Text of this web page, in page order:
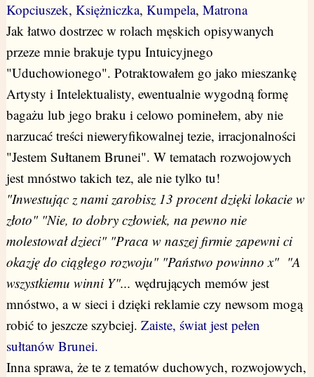
Kopciuszek, Księżniczka, Kumpela, Matrona
Jak łatwo dostrzec w rolach męskich opisywanych
przeze mnie brakuje typu Intuicyjnego
"Uduchowionego". Potraktowałem go jako mieszankę
Artysty i Intelektualisty, ewentualnie wygodną formę
bagażu lub jego braku i celowo pominełem, aby nie
narzucać treści nieweryfikowalnej tezie, irracjonalności
"Jestem Sułtanem Brunei". W tematach rozwojowych
jest mnóstwo takich tez, ale nie tylko tu!
"Inwestując z nami zarobisz 13 procent dzięki lokacie w
złoto" "Nie, to dobry człowiek, na pewno nie
molestował dzieci" "Praca w naszej firmie zapewni ci
okazję do ciągłego rozwoju" "Państwo powinno x" "A
wszystkiemu winni Y"... wędrujących memów jest
mnóstwo, a w sieci i dzięki reklamie czy newsom mogą
robić to jeszcze szybciej. Zaiste, świat jest pełen
sułtanów Brunei.
Inna sprawa, że te z tematów duchowych, rozwojowych,